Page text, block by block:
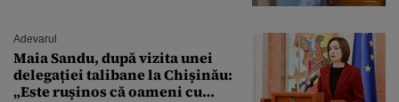
Adevarul
Maia Sandu, după vizita unei
delegației talibane la Chișinău:
„Este rușinos că oameni cu